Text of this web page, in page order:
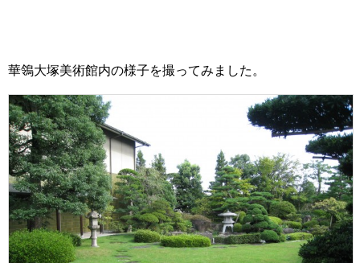
華鴒大塚美術館内の様子を撮ってみました。